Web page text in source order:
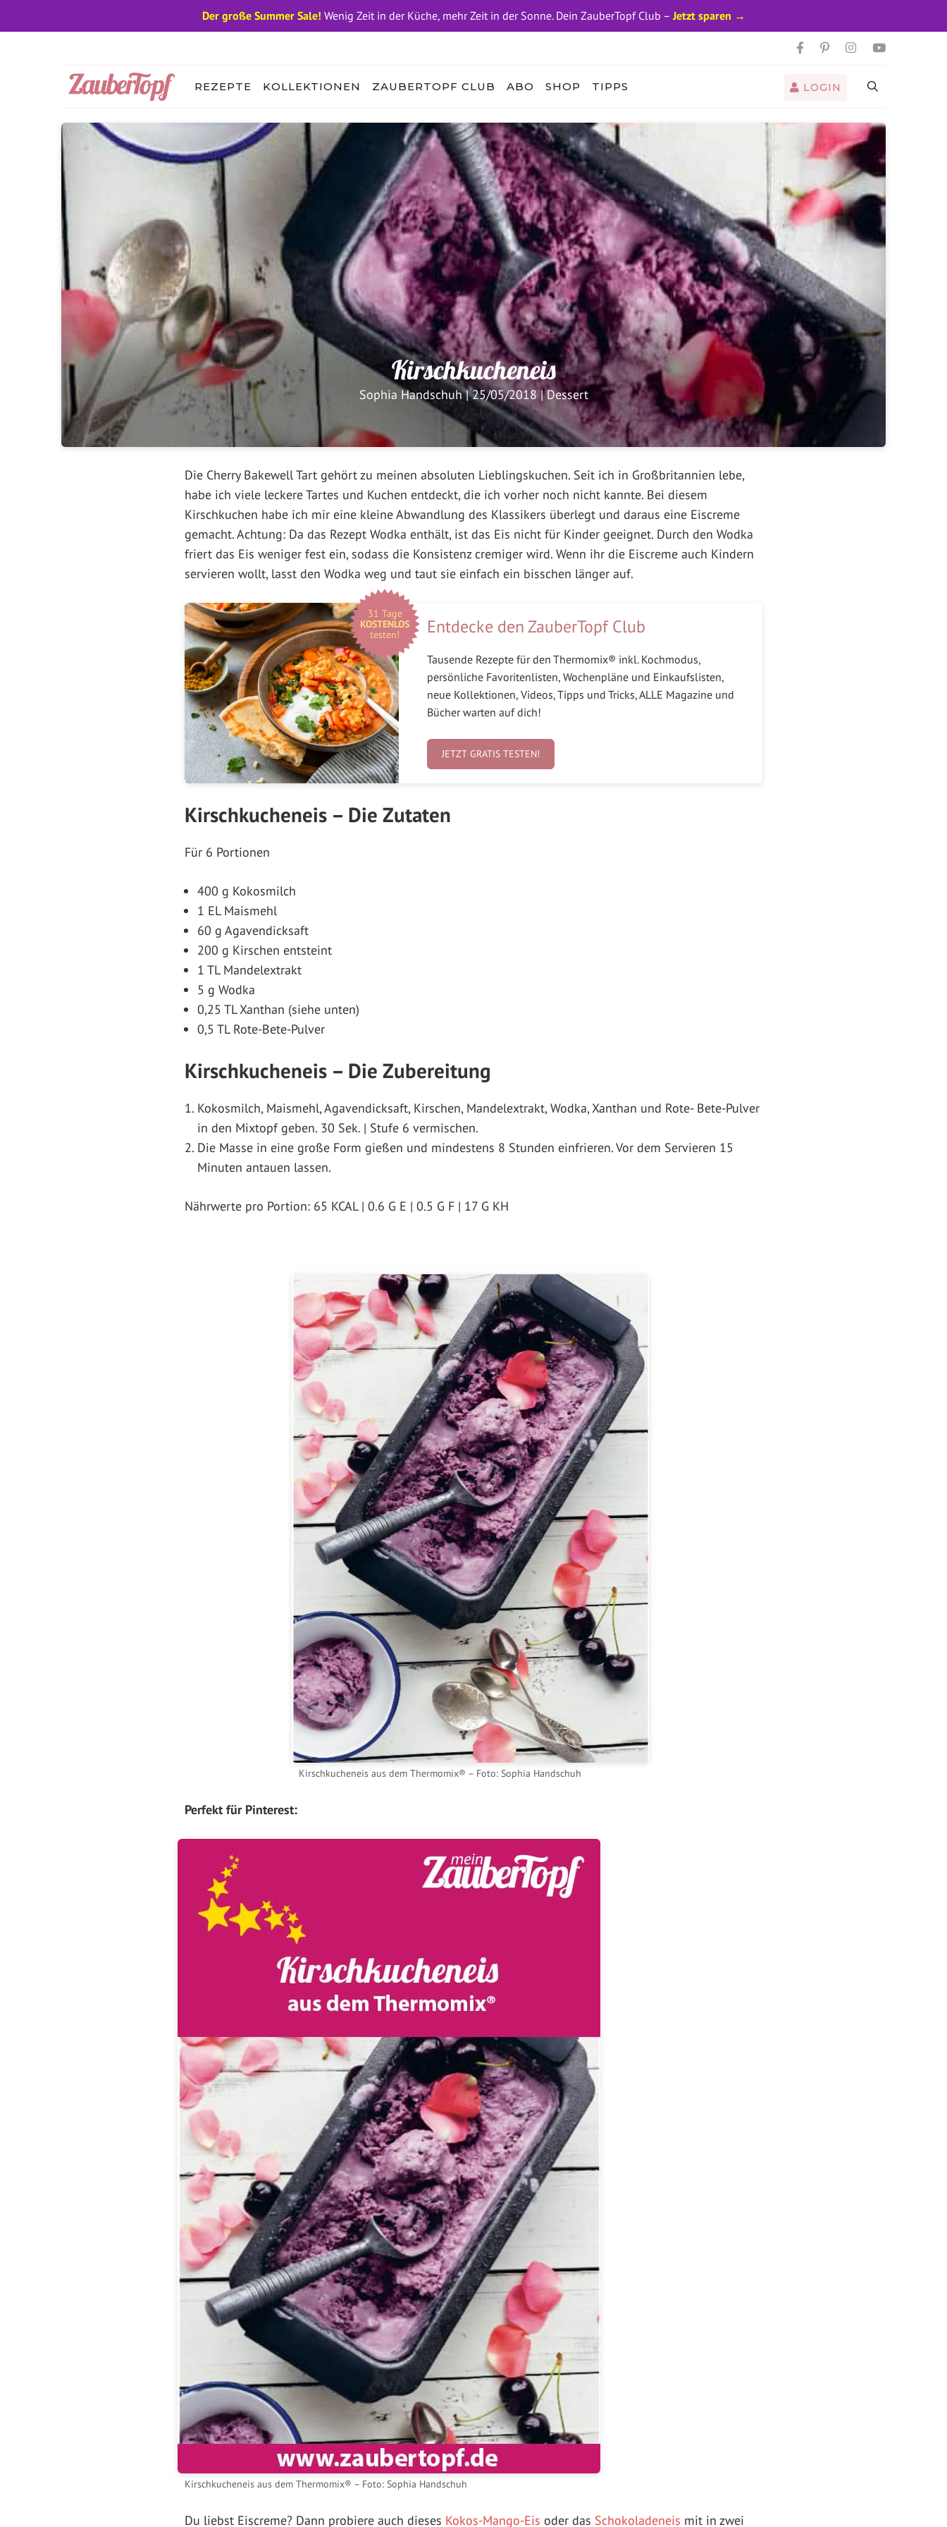
REZEPTE KOLLEKTIONEN ZAUBERTOPF CLUB ABO SHOP TIPPS LOGIN
Kirschkucheneis
Sophia Handschuh|25/05/2018|Dessert
Die Cherry Bakewell Tart gehört zu meinen absoluten Lieblingskuchen. Seit ich in Großbritannien lebe,
habe ich viele leckere Tartes und Kuchen entdeckt, die ich vorher noch nicht kannte. Bei diesem
Kirschkuchen habe ich mir eine kleine Abwandlung des Klassikers überlegt und daraus eine Eiscreme
gemacht. Achtung: Da das Rezept Wodka enthält, ist das Eis nicht für Kinder geeignet. Durch den Wodka
friert das Eis weniger fest ein, sodass die Konsistenz cremiger wird. Wenn ihr die Eiscreme auch Kindern
servieren wollt, lasst den Wodka weg und taut sie einfach ein bisschen länger auf.
31 Tage
KOSTENLOS
testen!
Entdecke den ZauberTopf Club
Tausende Rezepte für den Thermomix® inkl. Kochmodus,
persönliche Favoritenlisten, Wochenpläne und Einkaufslisten,
neue Kollektionen, Videos, Tipps und Tricks, ALLE Magazine und
Bücher warten auf dich!
JETZT GRATIS TESTEN!
Kirschkucheneis – Die Zutaten
Für 6 Portionen
400 g Kokosmilch
1 EL Maismehl
60 g Agavendicksaft
200 g Kirschen entsteint
1 TL Mandelextrakt
5 g Wodka
0,25 TL Xanthan (siehe unten)
0,5 TL Rote-Bete-Pulver
Kirschkucheneis – Die Zubereitung
Kokosmilch, Maismehl, Agavendicksaft, Kirschen, Mandelextrakt, Wodka, Xanthan und Rote- Bete-Pulver
in den Mixtopf geben. 30 Sek. | Stufe 6 vermischen.
Die Masse in eine große Form gießen und mindestens 8 Stunden einfrieren. Vor dem Servieren 15
Minuten antauen lassen.
Nährwerte pro Portion: 65 KCAL | 0.6 G E | 0.5 G F | 17 G KH
Kirschkucheneis aus dem Thermomix® – Foto: Sophia Handschuh
Perfekt für Pinterest:
Kirschkucheneis aus dem Thermomix® – Foto: Sophia Handschuh
Du liebst Eiscreme? Dann probiere auch dieses Kokos-Mango-Eis oder das Schokoladeneis mit in zwei
Der große Summer Sale! Wenig Zeit in der Küche, mehr Zeit in der Sonne. Dein ZauberTopf Club –Jetzt sparen →